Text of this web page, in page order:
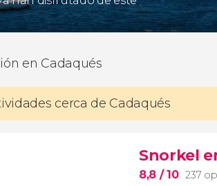
en Cadaqués
cerca de Cadaqués
Snorkel
8,8 / 10 237